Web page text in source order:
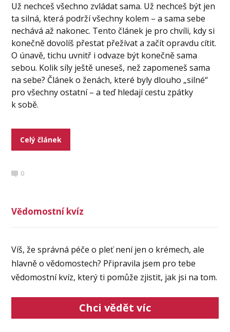
Už nechceš všechno zvládat sama. Už nechceš být jen
ta silná, která podrží všechny kolem – a sama sebe
nechává až nakonec. Tento článek je pro chvíli, kdy si
konečně dovolíš přestat přežívat a začít opravdu cítit.
O únavě, tichu uvnitř i odvaze být konečně sama
sebou. Kolik síly ještě uneseš, než zapomeneš sama
na sebe? Článek o ženách, které byly dlouho „silné“
pro všechny ostatní – a teď hledají cestu zpátky
k sobě.
Celý článek
0
Vědomostní kvíz
Víš, že správná péče o pleť není jen o krémech, ale
hlavně o vědomostech? Připravila jsem pro tebe
vědomostní kvíz, který ti pomůže zjistit, jak jsi na tom.
Chci vědět víc